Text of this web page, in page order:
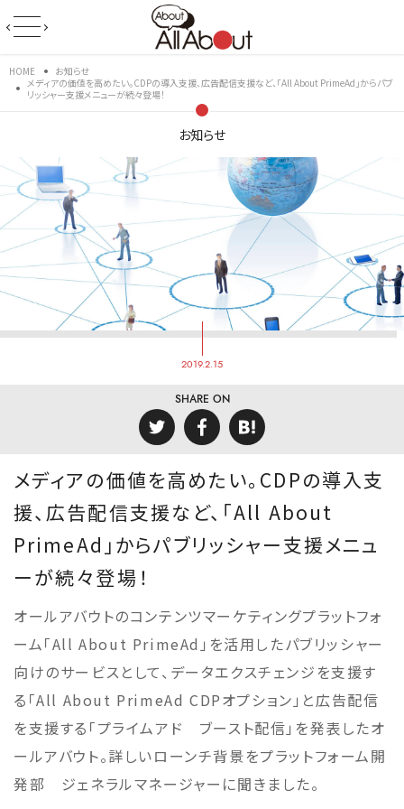
HOME
お知らせ
メディアの価値を高めたい。CDPの導入支援、広告配信支援など、「All About PrimeAd」からパブ
リッシャー支援メニューが続々登場！
お知らせ
2019.2.15
SHARE ON
メディアの価値を高めたい。CDPの導入支
援、広告配信支援など、「All About
PrimeAd」からパブリッシャー支援メニュ
ーが続々登場！
オールアバウトのコンテンツマーケティングプラットフォ
ーム「All About PrimeAd」を活用したパブリッシャー
向けのサービスとして、データエクスチェンジを支援す
る「All About PrimeAd CDPオプション」と広告配信
を支援する「プライムアド ブースト配信」を発表したオ
ールアバウト。詳しいローンチ背景をプラットフォーム開
発部 ジェネラルマネージャーに聞きました。